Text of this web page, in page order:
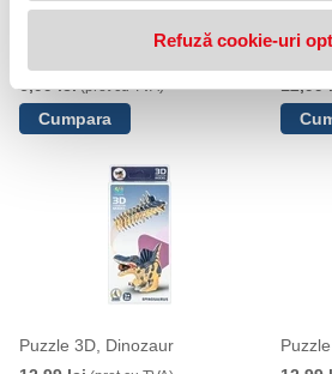
Refuză cookie-uri
6,99 lei(pret cu TVA)
12,99
Puzzle 3D, Dinozaur